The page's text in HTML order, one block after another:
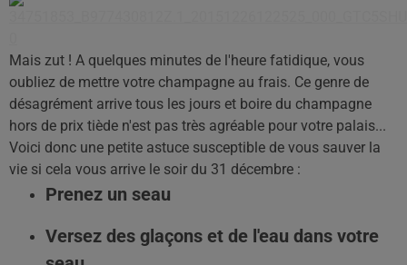
Mais zut ! A quelques minutes de l'heure fatidique, vous
oubliez de mettre votre champagne au frais. Ce genre de
désagrément arrive tous les jours et boire du champagne
hors de prix tiède n'est pas très agréable pour votre palais...
Voici donc une petite astuce susceptible de vous sauver la
vie si cela vous arrive le soir du 31 décembre :
Prenez un seau
Versez des glaçons et de l'eau dans votre